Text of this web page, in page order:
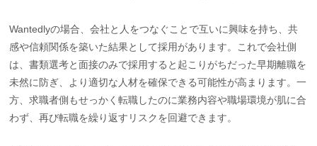
Wantedlyの場合、会社と人をつなぐことで互いに興味を持ち、共
感や信頼関係を築いた結果として採用があります。これで会社側
は、書類選考と面接のみで採用すると起こりがちだった早期離職を
未然に防ぎ、より適切な人材を確保できる可能性が高まります。一
方、求職者側もせっかく転職したのに業務内容や職場環境が肌に合
わず、再び転職を繰り返すリスクを回避できます。